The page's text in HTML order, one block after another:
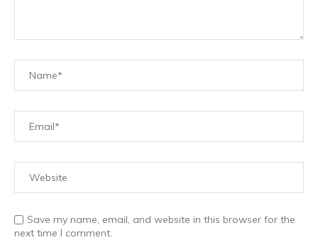
Save my name, email, and website in this browser for the
next time I comment.